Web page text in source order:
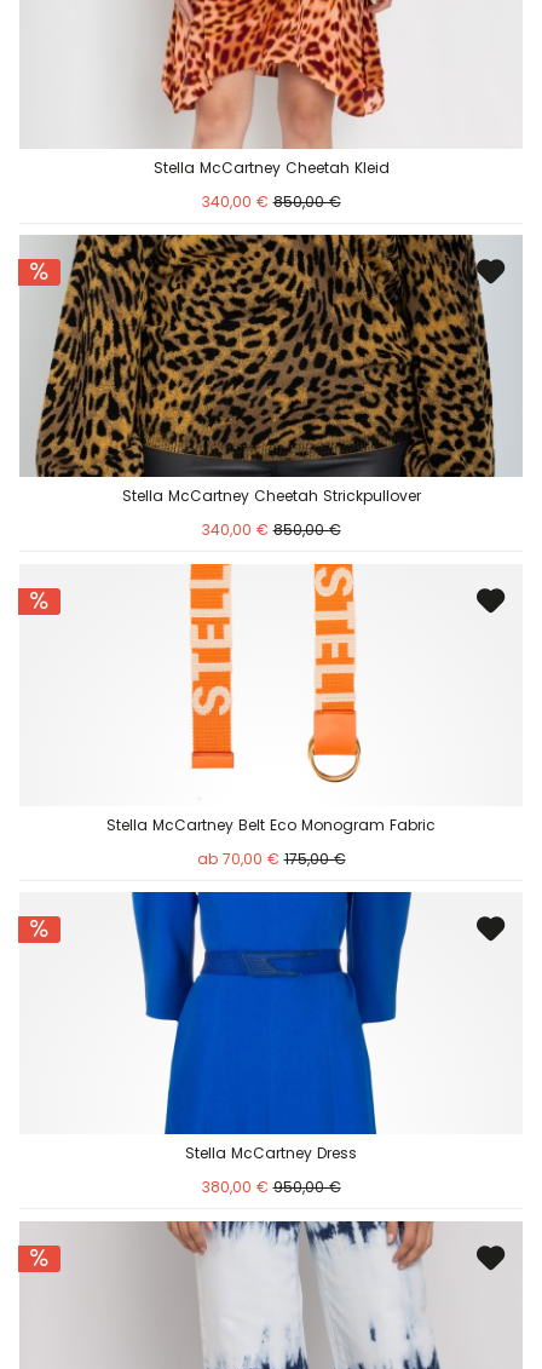
Stella McCartney Cheetah Kleid
340,00 € 850,00 €
Stella McCartney Cheetah Strickpullover
340,00 € 850,00 €
Stella McCartney Belt Eco Monogram Fabric
ab 70,00 € 175,00 €
Stella McCartney Dress
380,00 € 950,00 €